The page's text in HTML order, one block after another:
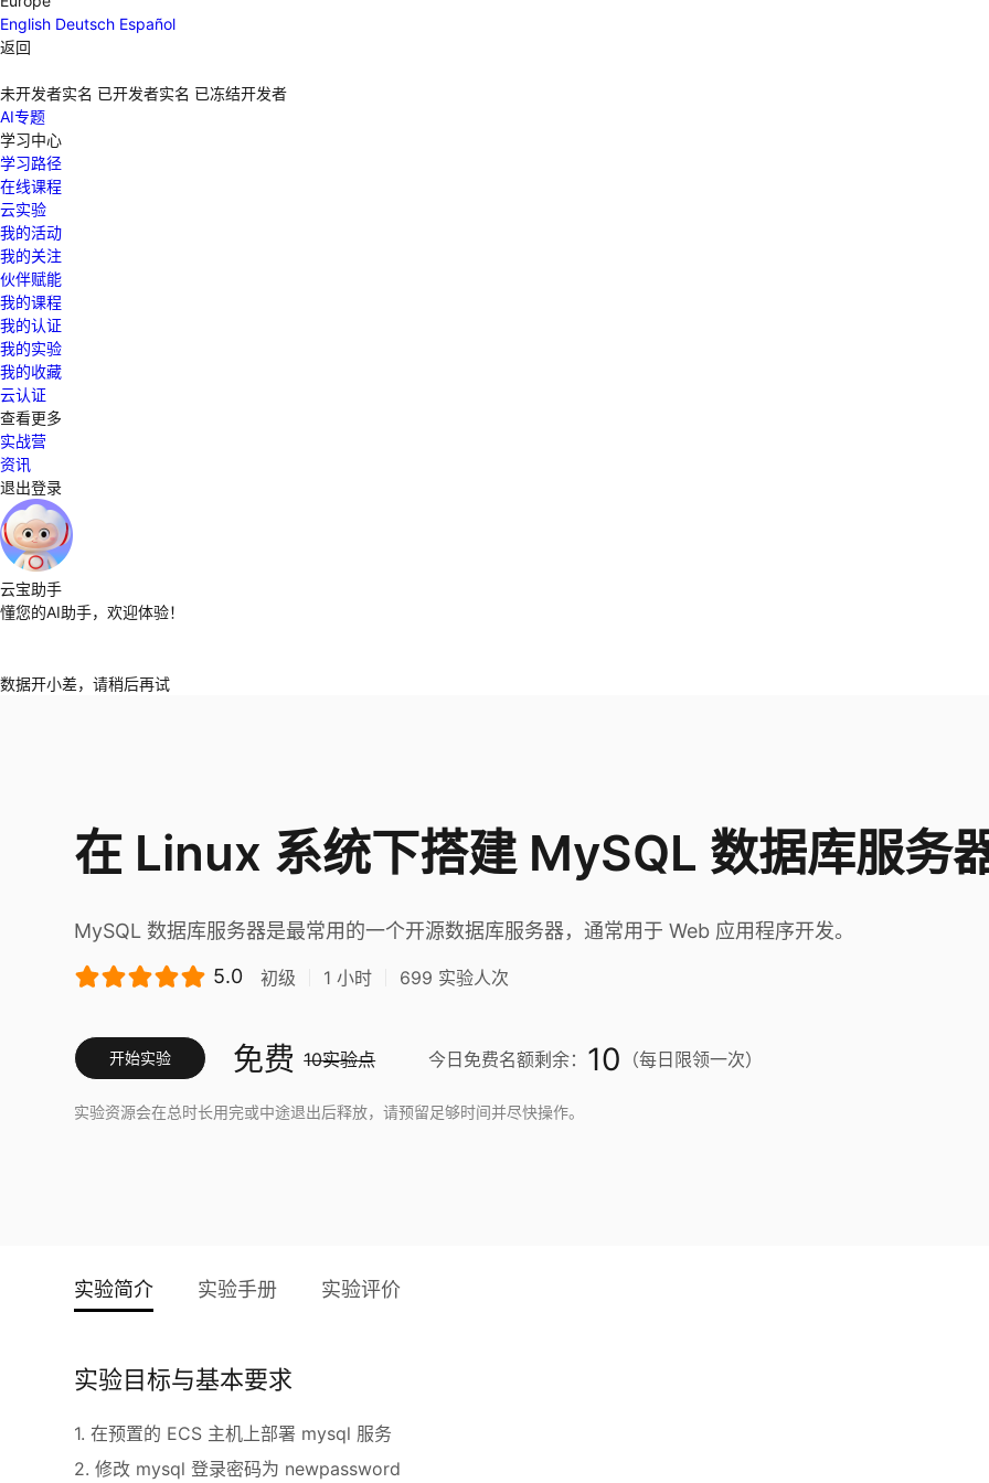
English Deutsch Español
返回
未开发者实名 已开发者实名 已冻结开发者
AI专题
学习中心
学习路径
在线课程
云实验
我的活动
我的关注
伙伴赋能
我的课程
我的认证
我的实验
我的收藏
云认证
查看更多
实战营
资讯
退出登录
云宝助手
懂您的AI助手，欢迎体验！
数据开小差，请稍后再试
在 Linux 系统下搭建 MySQL 数据库服务
MySQL 数据库服务器是最常用的一个开源数据库服务器，通常用于 Web 应用程序开发。
5.0
初级 1 小时 699 实验人次
开始实验 免费 10实验点 今日免费名额剩余： 10 （每日限领一次）
实验资源会在总时长用完或中途退出后释放，请预留足够时间并尽快操作。
实验简介 实验手册 实验评价
实验目标与基本要求
1. 在预置的 ECS 主机上部署 mysql 服务
2. 修改 mysql 登录密码为 newpassword